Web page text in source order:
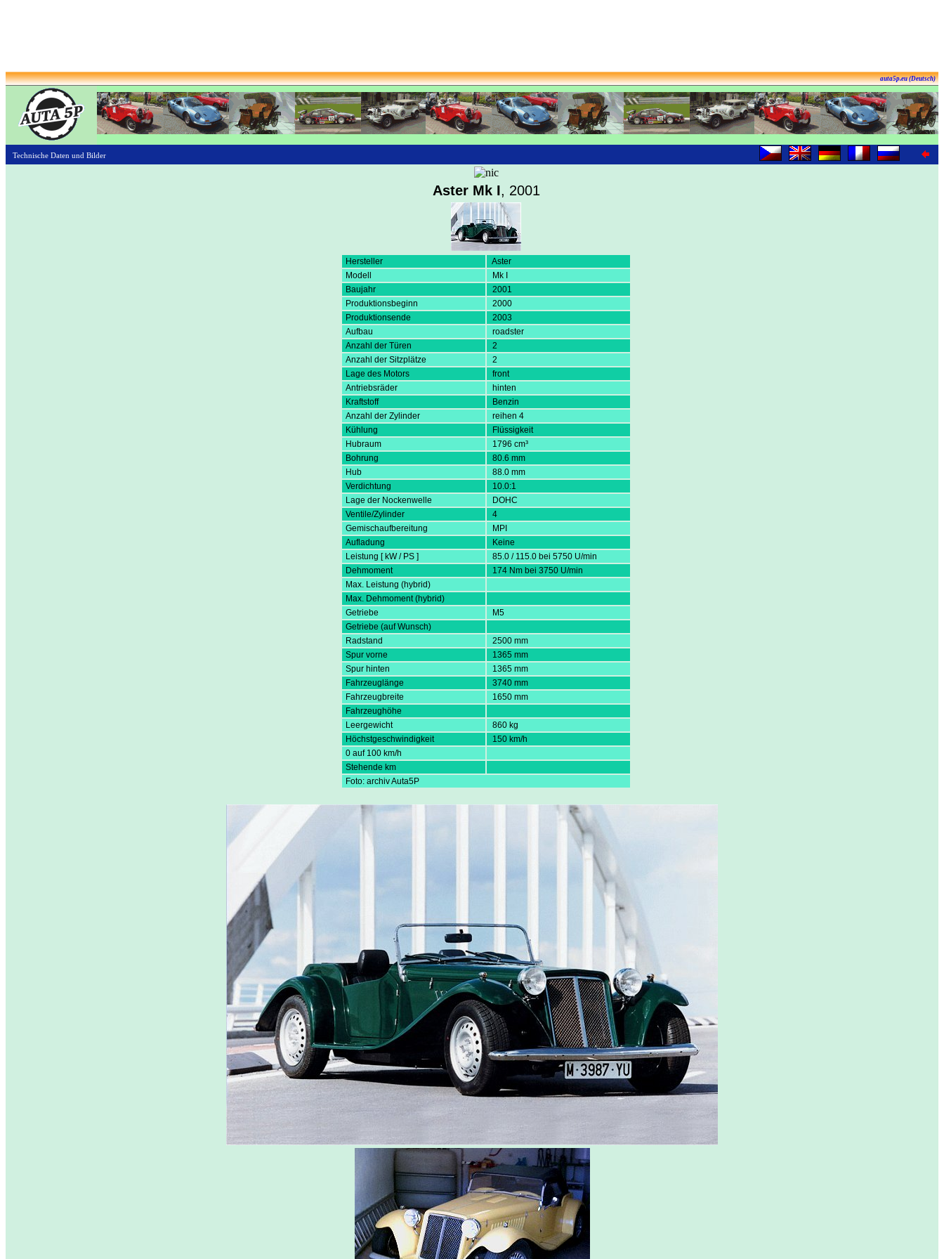
auta5p.eu (Deutsch)
Technische Daten und Bilder
Aster Mk I, 2001
Hersteller
Aster
Modell
Mk I
Baujahr
2001
Produktionsbeginn
2000
Produktionsende
2003
Aufbau
roadster
Anzahl der Türen
2
Anzahl der Sitzplätze
2
Lage des Motors
front
Antriebsräder
hinten
Kraftstoff
Benzin
Anzahl der Zylinder
reihen 4
Kühlung
Flüssigkeit
Hubraum
1796 cm³
Bohrung
80.6 mm
Hub
88.0 mm
Verdichtung
10.0:1
Lage der Nockenwelle
DOHC
Ventile/Zylinder
4
Gemischaufbereitung
MPI
Aufladung
Keine
Leistung [ kW / PS ]
85.0 / 115.0 bei 5750 U/min
Dehmoment
174 Nm bei 3750 U/min
Max. Leistung (hybrid)
Max. Dehmoment (hybrid)
Getriebe
M5
Getriebe (auf Wunsch)
Radstand
2500 mm
Spur vorne
1365 mm
Spur hinten
1365 mm
Fahrzeuglänge
3740 mm
Fahrzeugbreite
1650 mm
Fahrzeughöhe
Leergewicht
860 kg
Höchstgeschwindigkeit
150 km/h
0 auf 100 km/h
Stehende km
Foto: archiv Auta5P